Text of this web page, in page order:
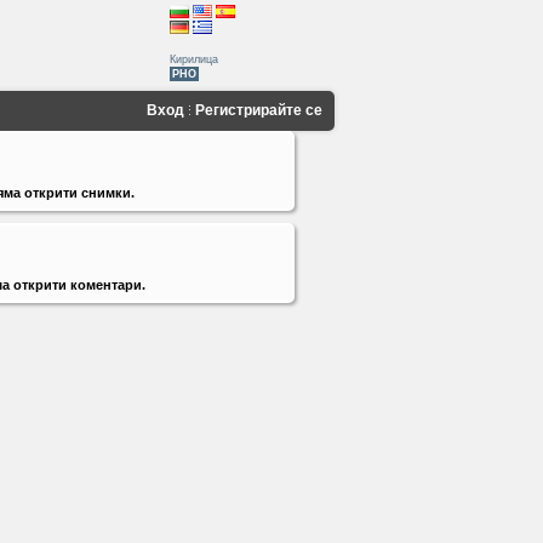
Кирилица
PHO
Вход Регистрирайте се
открити снимки.
открити коментари.